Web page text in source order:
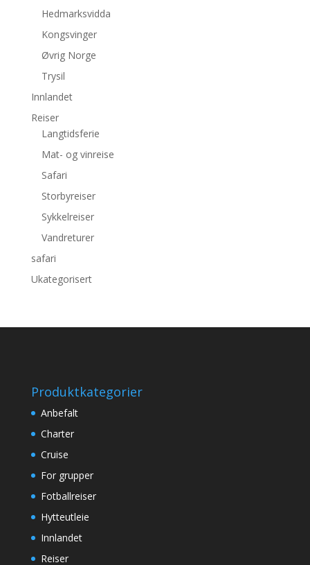
Hedmarksvidda
Kongsvinger
Øvrig Norge
Trysil
Innlandet
Reiser
Langtidsferie
Mat- og vinreise
Safari
Storbyreiser
Sykkelreiser
Vandreturer
safari
Ukategorisert
Produktkategorier
Anbefalt
Charter
Cruise
For grupper
Fotballreiser
Hytteutleie
Innlandet
Reiser